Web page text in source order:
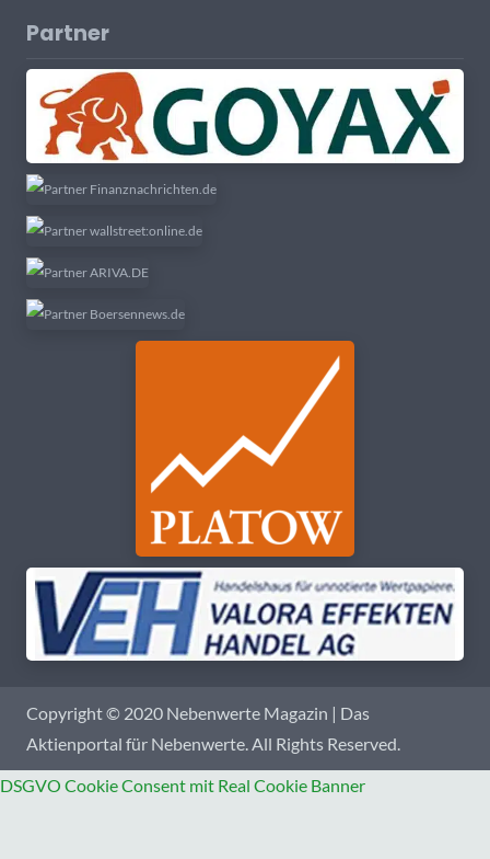
Partner
Copyright © 2020 Nebenwerte Magazin | Das
Aktienportal für Nebenwerte. All Rights Reserved.
DSGVO Cookie Consent mit Real Cookie Banner